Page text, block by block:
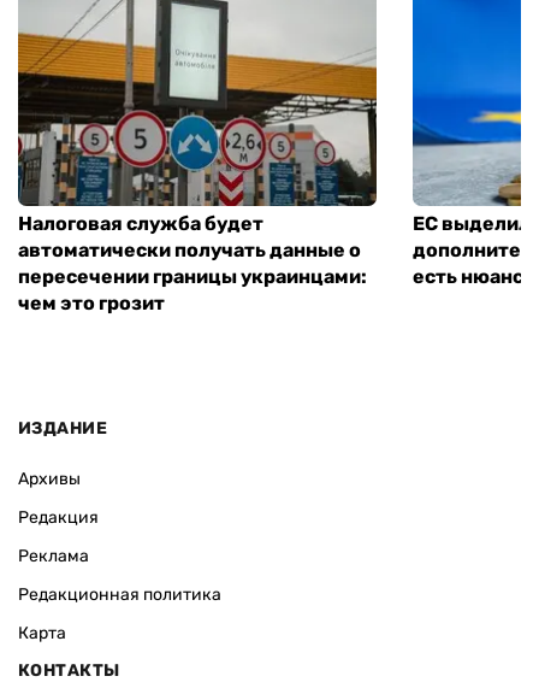
Налоговая служба будет
автоматически получать данные о
пересечении границы украинцами:
чем это грозит
ЕС выделил
есть нюанс
ИЗДАНИЕ
Архивы
Редакция
Реклама
Редакционная политика
Карта
КОНТАКТЫ